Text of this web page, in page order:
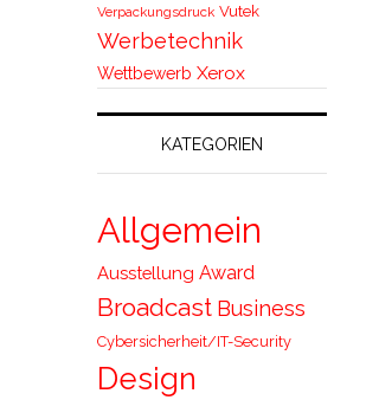
Verpackungsdruck Vutek
Werbetechnik
Wettbewerb Xerox
KATEGORIEN
Allgemein
Ausstellung Award
Broadcast Business
Cybersicherheit/IT-Security
Design